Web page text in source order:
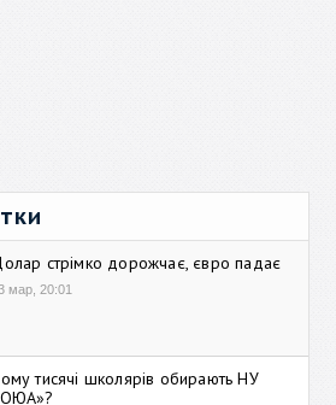
стрімко дорожчає, євро падає
мар, 20:01
тисячі школярів обирають НУ